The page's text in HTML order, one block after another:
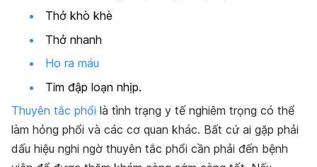
Thở khò khè
Thở nhanh
Ho ra máu
Tim đập loạn nhịp.
Thuyên tắc phổi là tình trạng y tế nghiêm trọng có thể
làm hỏng phổi và các cơ quan khác. Bất cứ ai gặp phải
dấu hiệu nghi ngờ thuyên tắc phổi cần phải đến bệnh